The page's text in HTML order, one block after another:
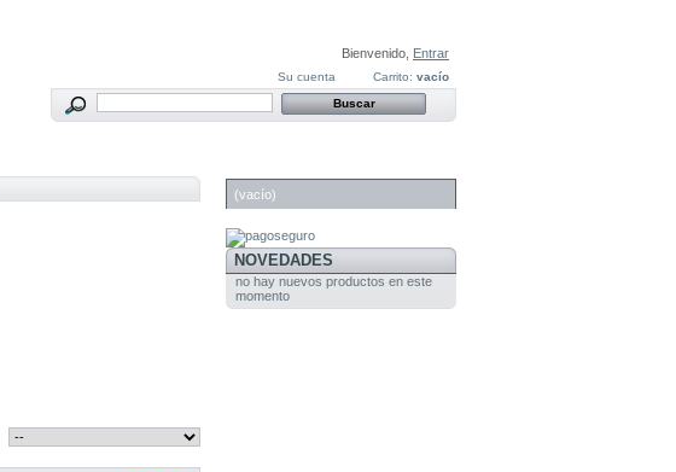
Bienvenido,
Entrar
Carrito: vacío
Su cuenta
(vacío)
NOVEDADES
no hay nuevos productos en este
momento